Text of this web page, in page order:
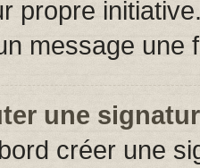
propre
message une
une
créer une